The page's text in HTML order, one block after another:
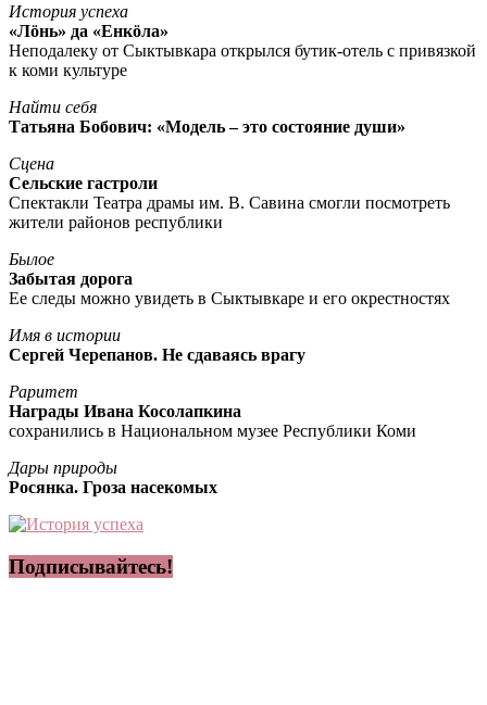
История успеха
«Лöнь» да «Енкöла»
Неподалеку от Сыктывкара открылся бутик-отель с привязкой
к коми культуре
Найти себя
Татьяна Бобович: «Модель – это состояние души»
Сцена
Сельские гастроли
Спектакли Театра драмы им. В. Савина смогли посмотреть
жители районов республики
Былое
Забытая дорога
Ее следы можно увидеть в Сыктывкаре и его окрестностях
Имя в истории
Сергей Черепанов. Не сдаваясь врагу
Раритет
Награды Ивана Косолапкина
сохранились в Национальном музее Республики Коми
Дары природы
Росянка. Гроза насекомых
Подписывайтесь!